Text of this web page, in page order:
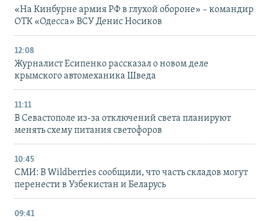
«На Кинбурне армия РФ в глухой обороне» – командир
ОТК «Одесса» ВСУ Денис Носиков
12:08
Журналист Есипенко рассказал о новом деле
крымского автомеханика Шведа
11:11
В Севастополе из-за отключений света планируют
менять схему питания светофоров
10:45
СМИ: В Wildberries сообщили, что часть складов могут
перенести в Узбекистан и Беларусь
09:41